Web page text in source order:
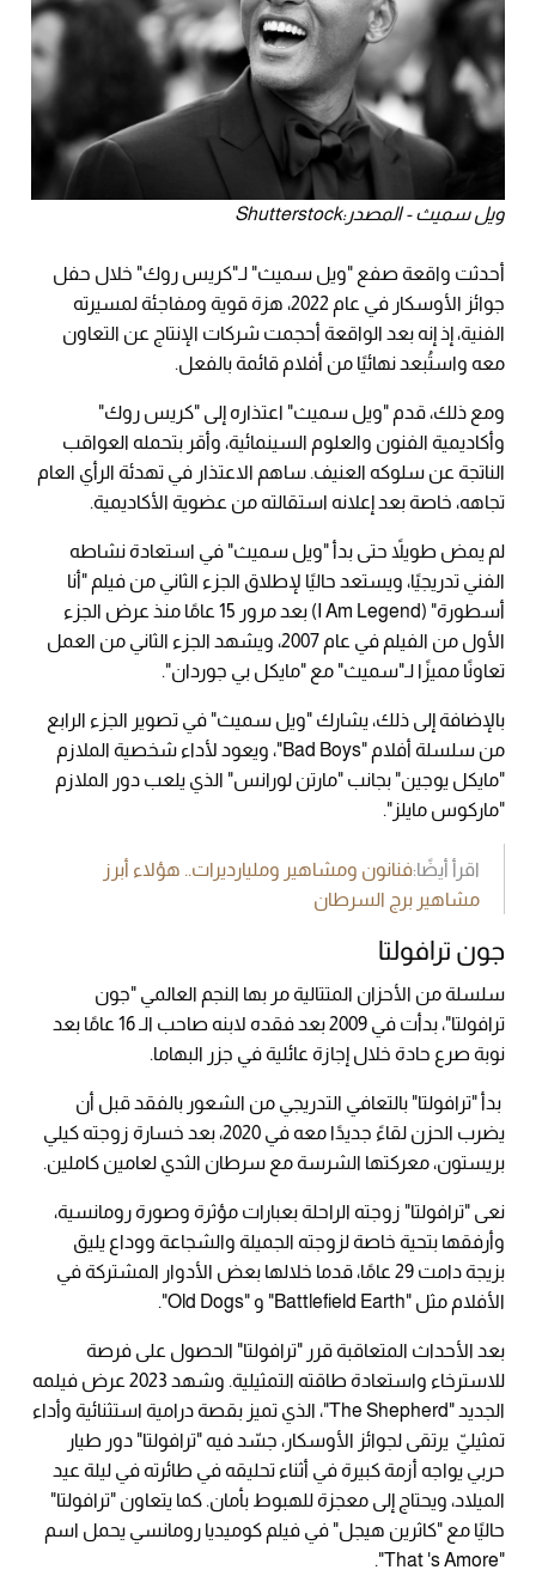
ويل سميث - المصدر:Shutterstock
أحدثت واقعة صفع "ويل سميث" لـ"كريس روك" خلال حفل
جوائز الأوسكار في عام 2022، هزة قوية ومفاجئة لمسيرته
الفنية، إذ إنه بعد الواقعة أحجمت شركات الإنتاج عن التعاون
معه واستُبعد نهائيًا من أفلام قائمة بالفعل.
ومع ذلك، قدم "ويل سميث" اعتذاره إلى "كريس روك"
وأكاديمية الفنون والعلوم السينمائية، وأقر بتحمله العواقب
الناتجة عن سلوكه العنيف. ساهم الاعتذار في تهدئة الرأي العام
تجاهه، خاصة بعد إعلانه استقالته من عضوية الأكاديمية.
لم يمض طويلاً حتى بدأ "ويل سميث" في استعادة نشاطه
الفني تدريجيًا، ويستعد حاليًا لإطلاق الجزء الثاني من فيلم "أنا
أسطورة" (I Am Legend) بعد مرور 15 عامًا منذ عرض الجزء
الأول من الفيلم في عام 2007، ويشهد الجزء الثاني من العمل
تعاونًا مميزًا لـ"سميث" مع "مايكل بي جوردان".
بالإضافة إلى ذلك، يشارك "ويل سميث" في تصوير الجزء الرابع
من سلسلة أفلام "Bad Boys"، ويعود لأداء شخصية الملازم
"مايكل يوجين" بجانب "مارتن لورانس" الذي يلعب دور الملازم
"ماركوس مايلز".
اقرأ أيضًا:فنانون ومشاهير ومليارديرات.. هؤلاء أبرز
مشاهير برج السرطان
جون ترافولتا
سلسلة من الأحزان المتتالية مر بها النجم العالمي "جون
ترافولتا"، بدأت في 2009 بعد فقده لابنه صاحب الـ 16 عامًا بعد
نوبة صرع حادة خلال إجازة عائلية في جزر البهاما.
بدأ "ترافولتا" بالتعافي التدريجي من الشعور بالفقد قبل أن
يضرب الحزن لقاءً جديدًا معه في 2020، بعد خسارة زوجته كيلي
بريستون، معركتها الشرسة مع سرطان الثدي لعامين كاملين.
نعى "ترافولتا" زوجته الراحلة بعبارات مؤثرة وصورة رومانسية،
وأرفقها بتحية خاصة لزوجته الجميلة والشجاعة ووداع يليق
بزيجة دامت 29 عامًا، قدما خلالها بعض الأدوار المشتركة في
الأفلام مثل "Battlefield Earth" و "Old Dogs".
بعد الأحداث المتعاقبة قرر "ترافولتا" الحصول على فرصة
للاسترخاء واستعادة طاقته التمثيلية. وشهد 2023 عرض فيلمه
الجديد "The Shepherd"، الذي تميز بقصة درامية استثنائية وأداء
تمثيليّ يرتقى لجوائز الأوسكار، جسّد فيه "ترافولتا" دور طيار
حربي يواجه أزمة كبيرة في أثناء تحليقه في طائرته في ليلة عيد
الميلاد، ويحتاج إلى معجزة للهبوط بأمان. كما يتعاون "ترافولتا"
حاليًا مع "كاثرين هيجل" في فيلم كوميديا رومانسي يحمل اسم
"That 's Amore".